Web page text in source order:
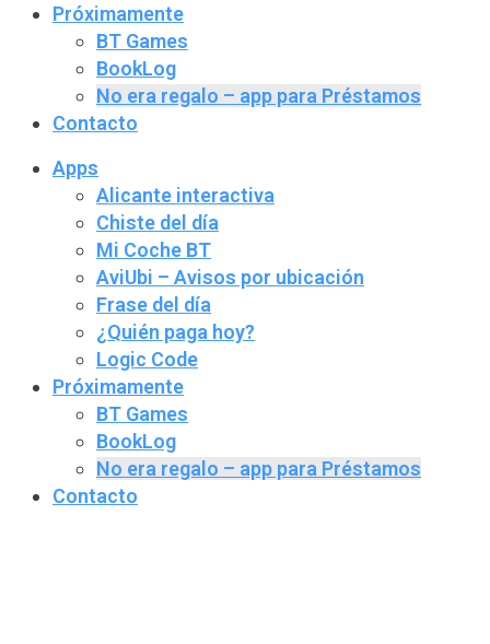
Próximamente
BT Games
BookLog
No era regalo – app para Préstamos
Contacto
Apps
Alicante interactiva
Chiste del día
Mi Coche BT
AviUbi – Avisos por ubicación
Frase del día
¿Quién paga hoy?
Logic Code
Próximamente
BT Games
BookLog
No era regalo – app para Préstamos
Contacto